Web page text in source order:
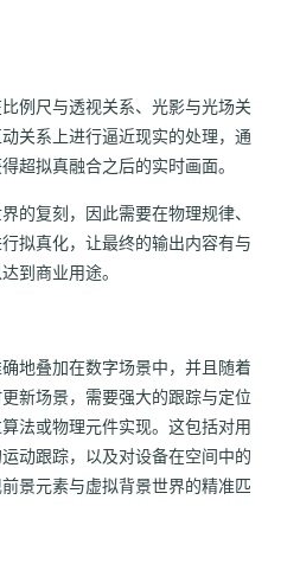
例尺与透视关系、光影与光场关
关系上进行逼近现实的处理，通
超拟真融合之后的实时画面。
的复刻，因此需要在物理规律、
拟真化，让最终的输出内容有与
到商业用途。
地叠加在数字场景中，并且随着
新场景，需要强大的跟踪与定位
法或物理元件实现。这包括对用
动跟踪，以及对设备在空间中的
景元素与虚拟背景世界的精准匹